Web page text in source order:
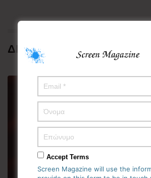
ΔΗΜΟΦΙΛΗ
Accept Terms
Screen Magazine will use the